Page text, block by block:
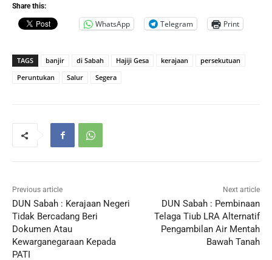
Share this:
WhatsApp Telegram Print
TAGS banjir di Sabah Hajiji Gesa kerajaan
persekutuan
Peruntukan
Salur Segera
Previous article
DUN Sabah : Kerajaan Negeri
Tidak Bercadang Beri
Dokumen Atau
Kewarganegaraan Kepada
PATI
Next article
DUN Sabah : Pembinaan
Telaga Tiub LRA Alternatif
Pengambilan Air Mentah
Bawah Tanah